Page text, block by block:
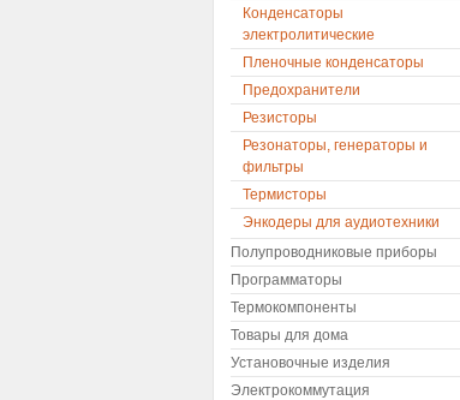
Конденсаторы
электролитические
Пленочные конденсаторы
Предохранители
Резисторы
Резонаторы, генераторы и
фильтры
Термисторы
Энкодеры для аудиотехники
Полупроводниковые приборы
Программаторы
Термокомпоненты
Товары для дома
Установочные изделия
Электрокоммутация